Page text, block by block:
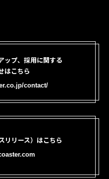
ップ、採用に関する
はこちら
contact/
リリース）はこちら